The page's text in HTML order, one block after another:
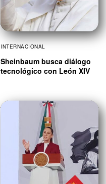
INTERNACIONAL
Sheinbaum busca diálogo
tecnológico con León XIV